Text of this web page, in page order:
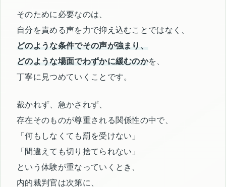
そのために必要なのは、
自分を責める声を力で抑え込むことではなく、
どのような条件でその声が強まり、
どのような場面でわずかに緩むのかを、
丁寧に見つめていくことです。
裁かれず、急かされず、
存在そのものが尊重される関係性の中で、
「何もしなくても罰を受けない」
「間違えても切り捨てられない」
という体験が重なっていくとき、
内的裁判官は次第に、